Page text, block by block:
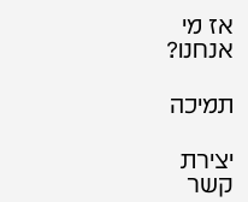
אז מי
אנחנו?
תמיכה
יצירת
קשר